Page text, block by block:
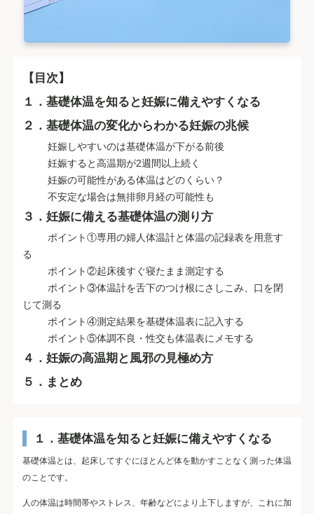
【目次】
１．基礎体温を知ると妊娠に備えやすくなる
２．基礎体温の変化からわかる妊娠の兆候
妊娠しやすいのは基礎体温が下がる前後
妊娠すると高温期が2週間以上続く
妊娠の可能性がある体温はどのくらい？
不安定な場合は無排卵月経の可能性も
３．妊娠に備える基礎体温の測り方
ポイント①専用の婦人体温計と体温の記録表を用意す
る
ポイント②起床後すぐ寝たまま測定する
ポイント③体温計を舌下のつけ根にさしこみ、口を閉
じて測る
ポイント④測定結果を基礎体温表に記入する
ポイント⑤体調不良・性交も体温表にメモする
４．妊娠の高温期と風邪の見極め方
５．まとめ
１．基礎体温を知ると妊娠に備えやすくなる
基礎体温とは、起床してすぐにほとんど体を動かすことなく測った体温
のことです。
人の体温は時間帯やストレス、年齢などにより上下しますが、これに加